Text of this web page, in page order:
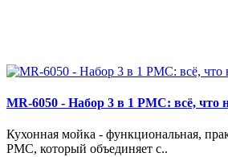
MR-6050 - Набор 3 в 1 РМС: всё, что
Кухонная мойка - функциональная,
РМС, который объединяет с..